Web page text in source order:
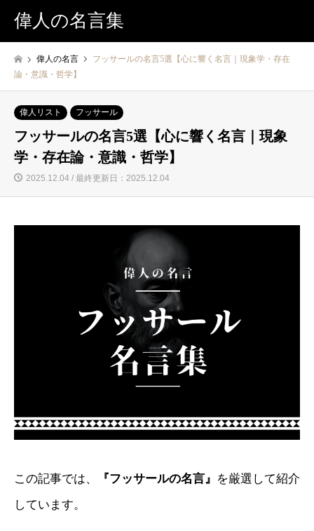
偉人の名言集
偉人の名言
フッサールの名言5選【心に響く名言｜現象学・存在
論・意識・哲学】
偉人リスト フッサール
フッサールの名言5選【心に響く名言｜現象
学・存在論・意識・哲学】
2025.12.04 / 最終更新日：2025.12.04
この記事では、 『フッサールの名言』 を厳選して紹介
しています。